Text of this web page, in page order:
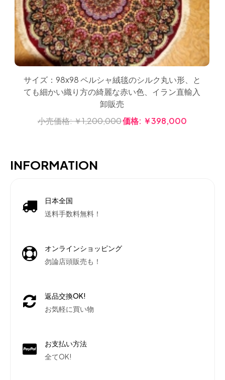
サイズ：98x98 ペルシャ絨毯のシルク丸い形、と
ても細かい織り方の綺麗な赤い色、イラン直輸入
卸販売
小売価格:￥1,200,000価格: ￥398,000
INFORMATION
日本全国
送料手数料無料！
オンラインショッピング
勿論店頭販売も！
返品交換OK!
お気軽に買い物
お支払い方法
全てOK!